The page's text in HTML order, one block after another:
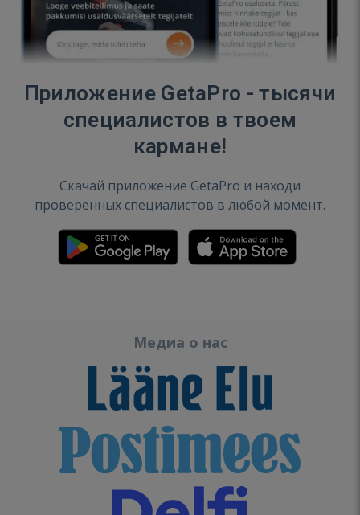
Приложение GetaPro - тысячи
специалистов в твоем
кармане!
Скачай приложение GetaPro и находи
проверенных специалистов в любой момент.
Медиа о нас